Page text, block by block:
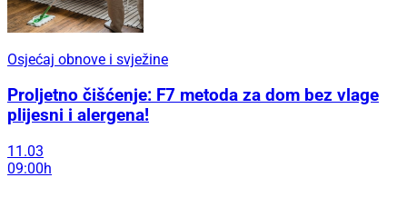
Osjećaj obnove i svježine
Proljetno čišćenje: F7 metoda za dom bez vlage
plijesni i alergena!
11.03
09:00h